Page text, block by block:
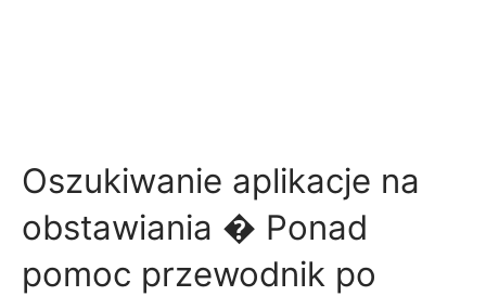
Oszukiwanie aplikacje na
obstawiania � Ponad
pomoc przewodnik po